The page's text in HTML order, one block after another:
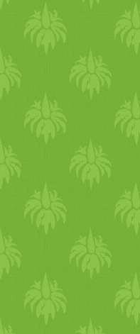
legjobb
örültél?
voltak?
Mi okozott
rossz
segítettek
hálás?